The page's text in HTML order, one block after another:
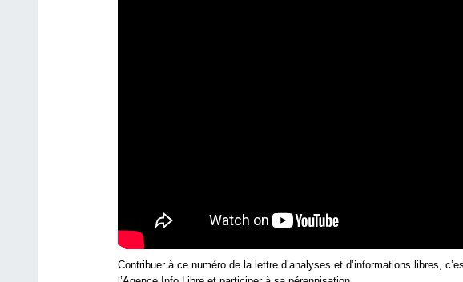
Contribuer à ce numéro de la lettre d’analyses et d’informations libres,